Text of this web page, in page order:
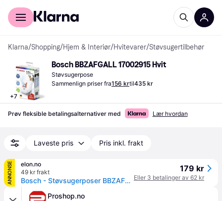
For kunder
Klarna/Shopping/Hjem & Interiør/Hvitevarer/Støvsugertilbehør
+7
Bosch BBZAFGALL 17002915 Hvit
Støvsugerpose
Sammenlign priser fra156 krtil435 kr
Prøv fleksible betalingsalternativer med Lær hvordan
Laveste pris Pris inkl. frakt
ANNONSE
elon.no
49 kr frakt
Bosch - Støvsugerposer BBZAFGALLDammsugarpåse Hvit
179 kr
Eller 3 betalinger av 62 kr
Proshop.no